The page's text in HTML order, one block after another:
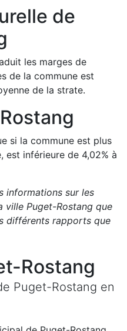
de
les marges de
de la commune est
de la strate.
si la commune est plus
est inférieure de 4,02% à
informations sur les
ville Puget-Rostang que
différents rapports que
Rostang
Puget-Rostang en